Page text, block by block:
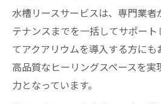
水槽リースサービスは、専門業
テナンスまでを一括してサポー
てアクアリウムを導入する方に
高品質なヒーリングスペースを
力となっています。